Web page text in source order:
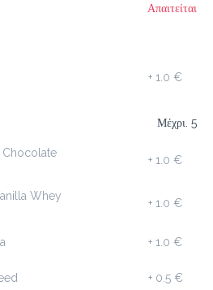
Απαιτείται
+ 1.0 €
Μέχρι. 5
Chocolate
+ 1.0 €
Whey
+ 1.0 €
+ 1.0 €
+ 0.5 €